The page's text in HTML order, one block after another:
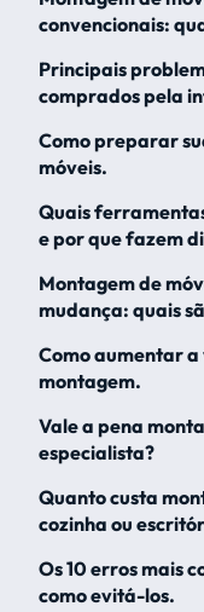
convencionais:
Principais
comprados pela
Como preparar
móveis.
Quais
e por que fazem
Montagem de
mudança: quais
Como aumentar a
montagem.
Vale a pena
especialista?
Quanto custa
cozinha ou
Os 10 erros mais
como evitá-los.